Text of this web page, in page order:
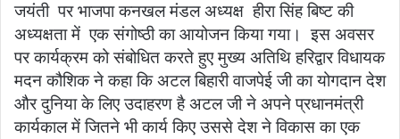
जयंती पर भाजपा कनखल मंडल अध्यक्ष हीरा सिंह बिष्ट की
अध्यक्षता में एक संगोष्ठी का आयोजन किया गया। इस अवसर
पर कार्यक्रम को संबोधित करते हुए मुख्य अतिथि हरिद्वार विधायक
मदन कौशिक ने कहा कि अटल बिहारी वाजपेई जी का योगदान देश
और दुनिया के लिए उदाहरण है अटल जी ने अपने प्रधानमंत्री
कार्यकाल में जितने भी कार्य किए उससे देश ने विकास का एक